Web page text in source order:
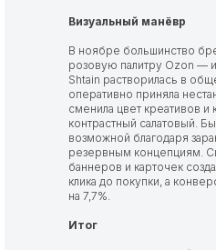
Визуальный манёвр
В ноябре большинство
розовую палитру Ozon —
Shtain растворилась в
оперативно приняла
сменила цвет креативов и
контрастный салатовый.
возможной благодаря
резервным концепциям.
баннеров и карточек
клика до покупки, а
на 7,7%.
Итог